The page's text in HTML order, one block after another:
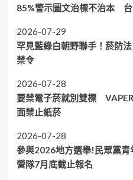
85%警示圖文治標不治本
2026-07-29
罕見藍綠白朝野聯手！菸防
禁令
2026-07-28
要禁電子菸就別雙標
面禁止紙菸
2026-07-28
參與2026地方選舉!民眾黨青
營隊7月底截止報名